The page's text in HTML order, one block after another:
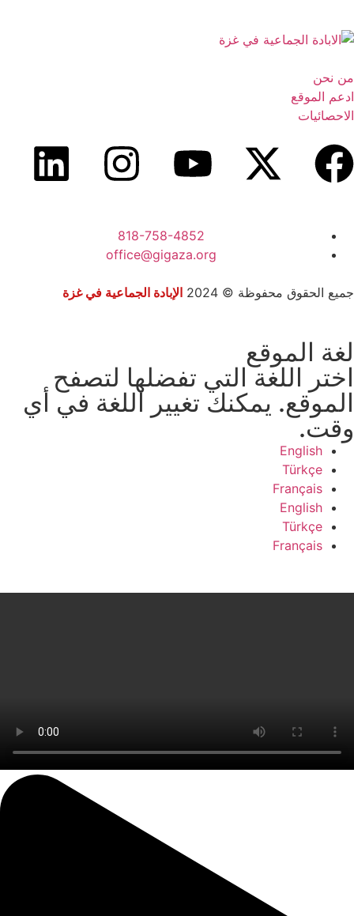
من نحن
ادعم الموقع
الاحصائيات
818-758-4852
office@gigaza.org
جميع الحقوق محفوظة © 2024 الإبادة الجماعية في غزة
لغة الموقع
اختر اللغة التي تفضلها لتصفح
الموقع. يمكنك تغيير اللغة في أي
وقت.
English
Türkçe
Français
English
Türkçe
Français